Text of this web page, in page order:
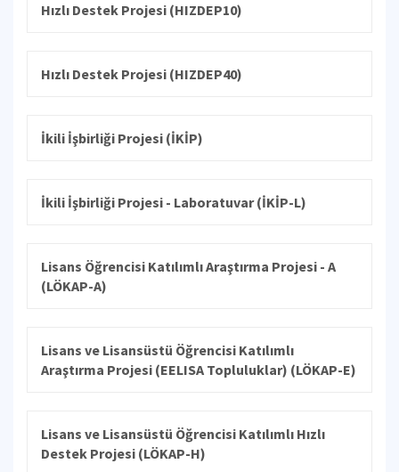
Hızlı Destek Projesi (HIZDEP10)
Hızlı Destek Projesi (HIZDEP40)
İkili İşbirliği Projesi (İKİP)
İkili İşbirliği Projesi - Laboratuvar (İKİP-L)
Lisans Öğrencisi Katılımlı Araştırma Projesi - A
(LÖKAP-A)
Lisans ve Lisansüstü Öğrencisi Katılımlı
Araştırma Projesi (EELISA Topluluklar) (LÖKAP-E)
Lisans ve Lisansüstü Öğrencisi Katılımlı Hızlı
Destek Projesi (LÖKAP-H)